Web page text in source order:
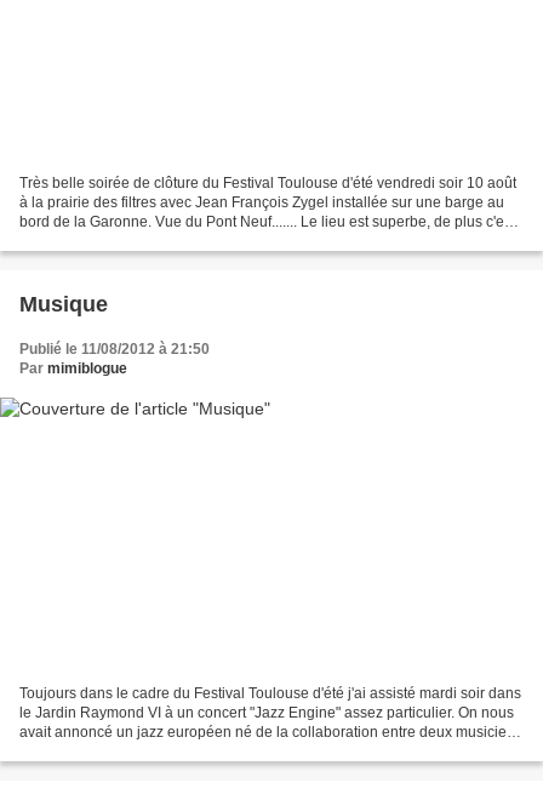
Très belle soirée de clôture du Festival Toulouse d'été vendredi soir 10 août
à la prairie des filtres avec Jean François Zygel installée sur une barge au
bord de la Garonne. Vue du Pont Neuf....... Le lieu est superbe, de plus c'est
Musique
Publié le 11/08/2012 à 21:50
Par mimiblogue
Toujours dans le cadre du Festival Toulouse d'été j'ai assisté mardi soir dans
le Jardin Raymond VI à un concert "Jazz Engine" assez particulier. On nous
avait annoncé un jazz européen né de la collaboration entre deux musiciens